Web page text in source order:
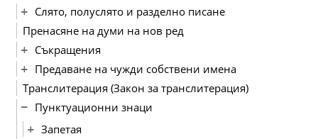
Слято, полуслято и разделно писане
Пренасяне на думи на нов ред
Съкращения
Предаване на чужди собствени имена
Транслитерация (Закон за транслитерация)
Пунктуационни знаци
Запетая